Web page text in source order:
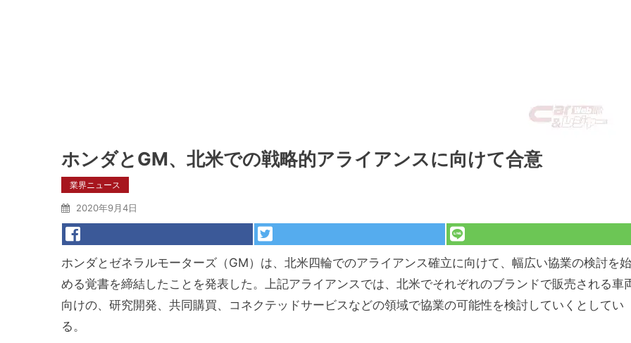
ホンダとGM、北米での戦略的アライアンスに向けて合意
業界ニュース
2020年9月4日
ホンダとゼネラルモーターズ（GM）は、北米四輪でのアライアンス確立に向けて、幅広い協業の検討を始
める覚書を締結したことを発表した。上記アライアンスでは、北米でそれぞれのブランドで販売される車
向けの、研究開発、共同購買、コネクテッドサービスなどの領域で協業の可能性を検討していくとしてい
る。